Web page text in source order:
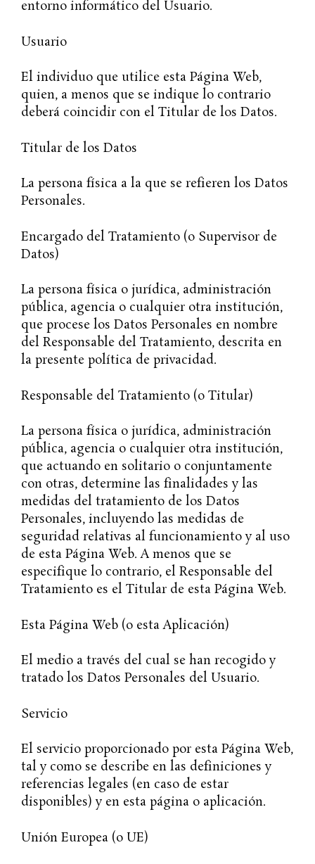
entorno informático del Usuario.
Usuario
El individuo que utilice esta Página Web,
quien, a menos que se indique lo contrario
deberá coincidir con el Titular de los Datos.
Titular de los Datos
La persona física a la que se refieren los Datos
Personales.
Encargado del Tratamiento (o Supervisor de
Datos)
La persona física o jurídica, administración
pública, agencia o cualquier otra institución,
que procese los Datos Personales en nombre
del Responsable del Tratamiento, descrita en
la presente política de privacidad.
Responsable del Tratamiento (o Titular)
La persona física o jurídica, administración
pública, agencia o cualquier otra institución,
que actuando en solitario o conjuntamente
con otras, determine las finalidades y las
medidas del tratamiento de los Datos
Personales, incluyendo las medidas de
seguridad relativas al funcionamiento y al uso
de esta Página Web. A menos que se
especifique lo contrario, el Responsable del
Tratamiento es el Titular de esta Página Web.
Esta Página Web (o esta Aplicación)
El medio a través del cual se han recogido y
tratado los Datos Personales del Usuario.
Servicio
El servicio proporcionado por esta Página Web,
tal y como se describe en las definiciones y
referencias legales (en caso de estar
disponibles) y en esta página o aplicación.
Unión Europea (o UE)